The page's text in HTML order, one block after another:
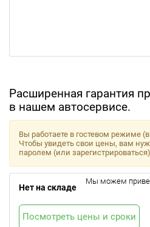
Расширенная гарантия
в нашем автосервисе.
Вы работаете в гостевом режиме
Чтобы увидеть свои цены, вам
паролем (или
Нет на складе
Мы можем
Посмотреть цены и сроки